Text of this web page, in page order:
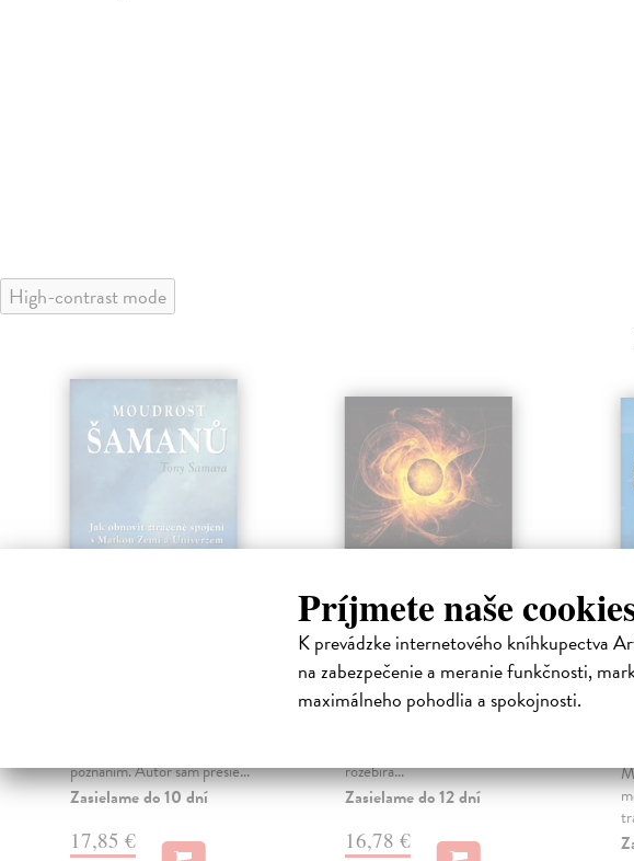
Príjmete naše
K prevádzke internetového kníhkupectva
na zabezpečenie a meranie funkčnosti,
maximálneho pohodlia a spokojnosti.
High-contrast mode
poznaním. Autor sám prešie...
Zasielame do 10 dní
17,85 €
Teologie magie
Plos Michal| Kniha
Kniha přináší nový náhled na vztah
rozebírá...
Zasielame do 12 dní
16,78 €